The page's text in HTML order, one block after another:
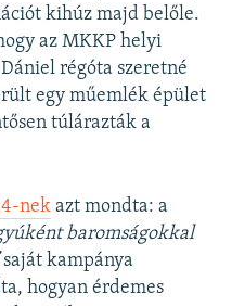
kihúz majd belőle.
az MKKP helyi
régóta szeretné
egy műemlék épület
túlárazták a
nek azt mondta: a
baromságokkal
saját kampánya
hogyan érdemes